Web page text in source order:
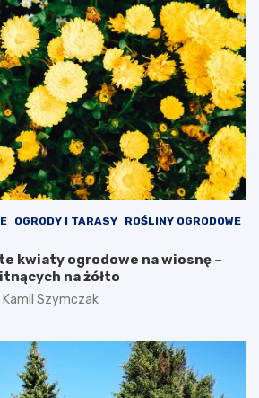
OGRODY I TARASY
ROŚLINY OGRODOWE
kwiaty ogrodowe na wiosnę –
na żółto
Kamil Szymczak